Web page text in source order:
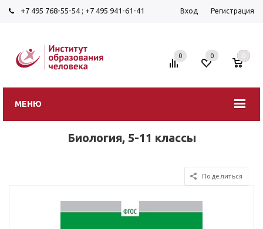
+7 495 768-55-54 ; +7 495 941-61-41 Вход Регистрация
МЕНЮ
0 0 0
Биология, 5-11 классы
Поделиться